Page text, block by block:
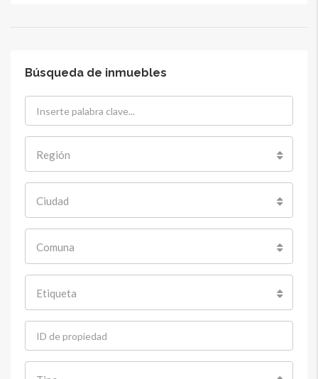
Búsqueda de inmuebles
Región
Ciudad
Comuna
Etiqueta